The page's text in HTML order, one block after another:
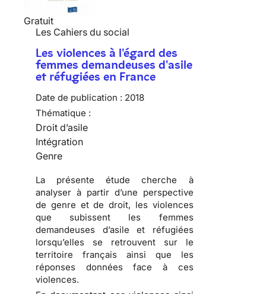
Gratuit
Les Cahiers du social
Les violences à l'égard des
femmes demandeuses d'asile
et réfugiées en France
Date de publication : 2018
Thématique :
Droit d’asile
Intégration
Genre
La présente étude cherche à
analyser à partir d’une perspective
de genre et de droit, les violences
que subissent les femmes
demandeuses d’asile et réfugiées
lorsqu’elles se retrouvent sur le
territoire français ainsi que les
réponses données face à ces
violences.